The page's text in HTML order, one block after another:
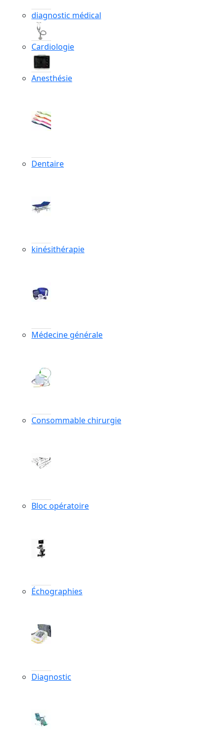
diagnostic médical
Cardiologie
Anesthésie
Dentaire
kinésithérapie
Médecine générale
Consommable chirurgie
Bloc opératoire
Échographies
Diagnostic